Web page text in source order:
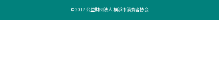
© 2017 公益財団法人 横浜市消費者协会